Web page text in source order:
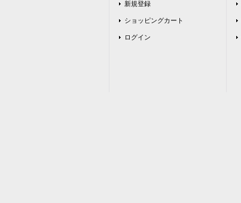
新規登録
ショッピングカート
ログイン